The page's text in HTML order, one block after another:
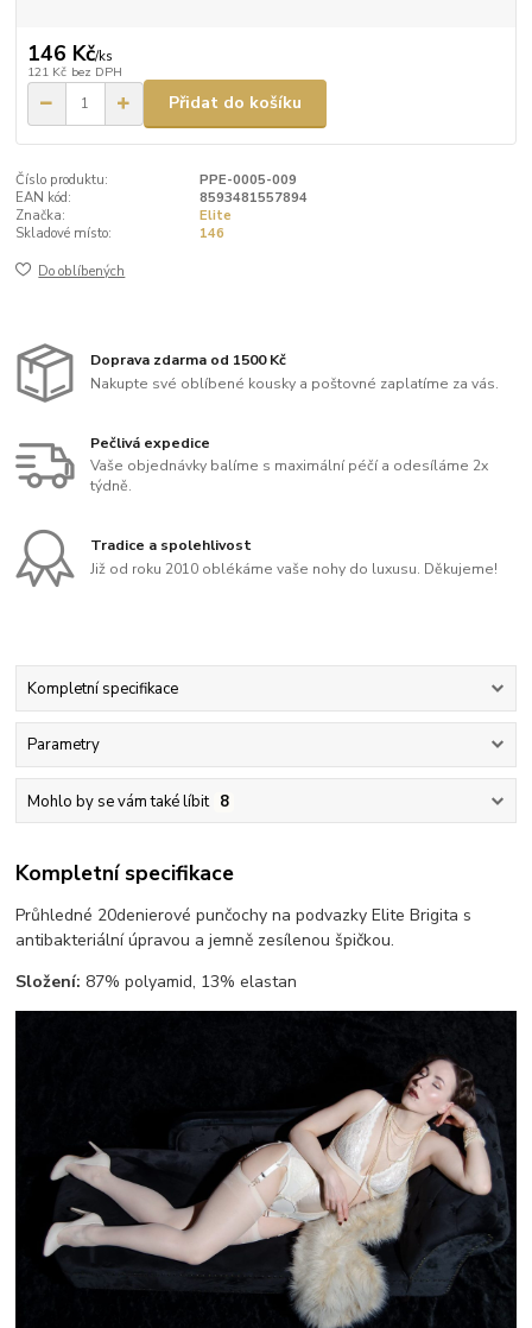
146 Kč/ks
121 Kč bez DPH
Přidat do košíku
Číslo produktu:
PPE-0005-009
EAN kód:
8593481557894
Značka:
Elite
Skladové místo:
146
Do oblíbených
Doprava zdarma od 1500 Kč
Nakupte své oblíbené kousky a poštovné zaplatíme za vás.
Pečlivá expedice
Vaše objednávky balíme s maximální péčí a odesíláme 2x
týdně.
Tradice a spolehlivost
Již od roku 2010 oblékáme vaše nohy do luxusu. Děkujeme!
Kompletní specifikace
Parametry
Mohlo by se vám také líbit 8
Kompletní specifikace
Průhledné 20denierové punčochy na podvazky Elite Brigita s
antibakteriální úpravou a jemně zesílenou špičkou.
Složení: 87% polyamid, 13% elastan